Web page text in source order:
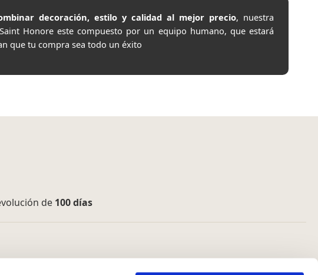
decoración, estilo y calidad al mejor precio, nuestra
Honore este compuesto por un equipo humano, que estará
que tu compra sea todo un éxito
de 100 días